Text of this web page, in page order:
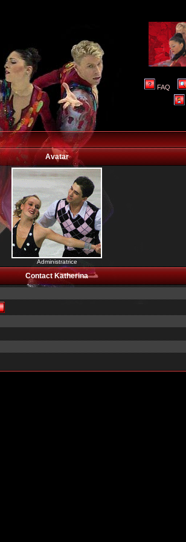
FAQ
Avatar
Administratrice
Contact Katherina